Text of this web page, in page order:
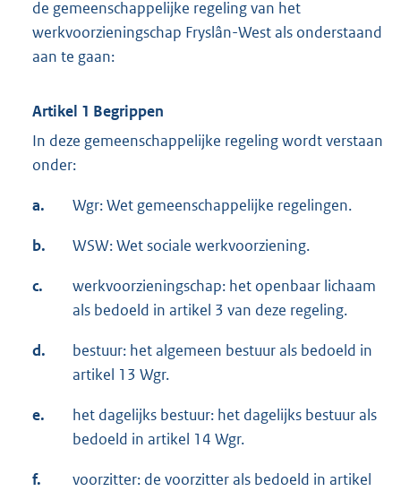
de gemeenschappelijke regeling van het
werkvoorzieningschap Fryslân-West als onderstaand
aan te gaan:
Artikel 1 Begrippen
In deze gemeenschappelijke regeling wordt verstaan
onder:
a. Wgr: Wet gemeenschappelijke regelingen.
b. WSW: Wet sociale werkvoorziening.
c.
werkvoorzieningschap: het openbaar lichaam
als bedoeld in artikel 3 van deze regeling.
d.
bestuur: het algemeen bestuur als bedoeld in
artikel 13 Wgr.
e.
het dagelijks bestuur: het dagelijks bestuur als
bedoeld in artikel 14 Wgr.
f.
voorzitter: de voorzitter als bedoeld in artikel